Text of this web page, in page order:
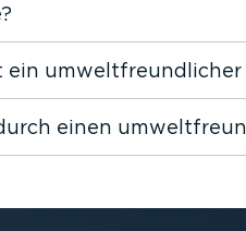
ein umwelt­freund­licher
einen